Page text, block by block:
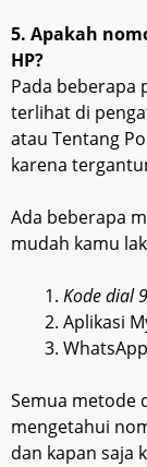
5. Apakah
HP?
Pada beberapa
terlihat di
atau Tentang
karena
Ada beberapa
mudah kamu
Kode dial
Aplikasi
Semua metode
mengetahui
dan kapan saja